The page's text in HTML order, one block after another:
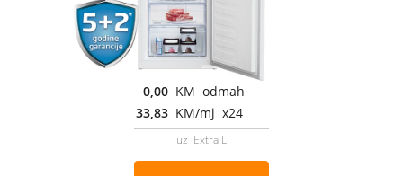
0,00 KM odmah
33,83 KM/mj x24
uz Extra L